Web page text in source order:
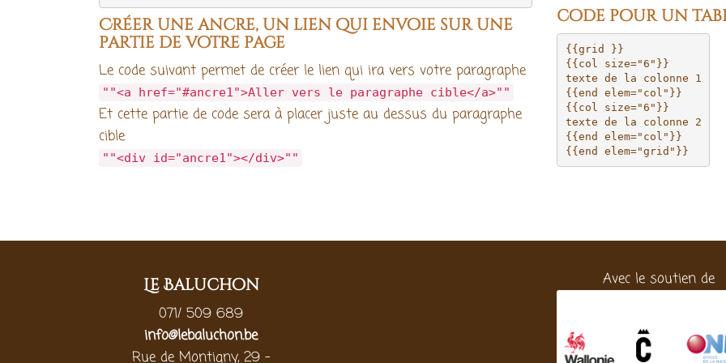
Créer une ancre, un lien qui envoie sur une
partie de votre page
Le code suivant permet de créer le lien qui ira vers votre paragraphe
""<a href="#ancre1">Aller vers le paragraphe cible</a>""
Et cette partie de code sera à placer juste au dessus du paragraphe
cible
""<div id="ancre1"></div>""
code pour un
{{grid }}
{{col size="6"}}
texte de la colonne 1
{{end elem="col"}}
{{col size="6"}}
texte de la colonne 2
{{end elem="col"}}
Le Baluchon
071/ 509 689
info@lebaluchon.be
Rue de Montigny, 29 -
Avec le soutien de